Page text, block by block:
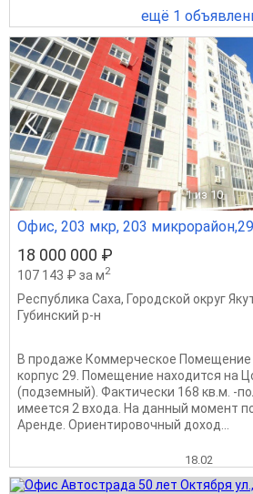
ещё 1
1 из 10
Офис, 203 мкр, 203
18 000 000 ₽
107 143 ₽ за м2
Республика Саха, Городской округ
Губинский р-н
В продаже Коммерческое Помещение
корпус 29. Помещение находится на
(подземный). Фактически 168 кв.м. -
имеется 2 входа. На данный момент
Аренде. Ориентировочный доход...
18.02